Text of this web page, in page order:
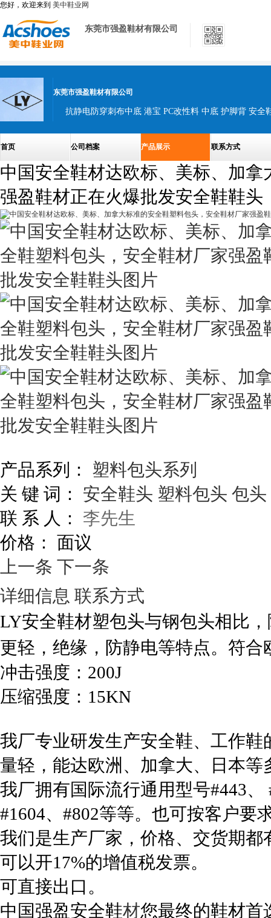
您好，欢迎来到 美中鞋业网
东莞市强盈鞋材有限公司
东莞市强盈鞋材有限公司
首页 公司档案 产品展示 联系方式
中国安全鞋材达欧标、美标、加
强盈鞋材正在火爆批发安全鞋鞋头
产品系列：
塑料包头系列
关 键 词：
安全鞋头 塑料包头 包头
联 系 人：
李先生
价格： 面议
上一条 下一条
详细信息 联系方式
LY安全鞋材塑包头与钢包头相比
更轻，绝缘，防静电等特点。符合
冲击强度： 200J
压缩强度： 15KN
我厂专业研发生产安全鞋、工作
量轻，能达欧洲、加拿大、日本等
我厂拥有国际流行通用型号#443、
#1604、#802等等。也可按客户要
我们是生产厂家，价格、交货期都
可以开17%的增值税发票。
可直接出口。
中国强盈安全鞋材您最终的鞋材首